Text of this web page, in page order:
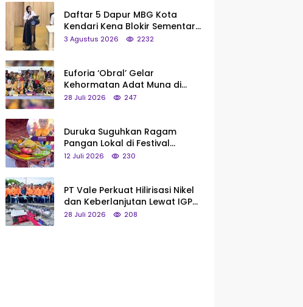
Daftar 5 Dapur MBG Kota
Kendari Kena Blokir Sementara
dari Pusat
3 Agustus 2026 2232
Euforia ‘Obral’ Gelar
Kehormatan Adat Muna di
Silaturahmi KKMM, Ridwan Bae:
28 Juli 2026 247
Duruka Suguhkan Ragam
Pangan Lokal di Festival
Liangkobhori, Dari Umbi Rebus
12 Juli 2026 230
PT Vale Perkuat Hilirisasi Nikel
dan Keberlanjutan Lewat IGP
Morowali
28 Juli 2026 208